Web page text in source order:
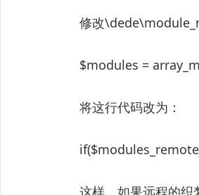
修改
$modules =
将这行代码改为：
这样，如果远程的织